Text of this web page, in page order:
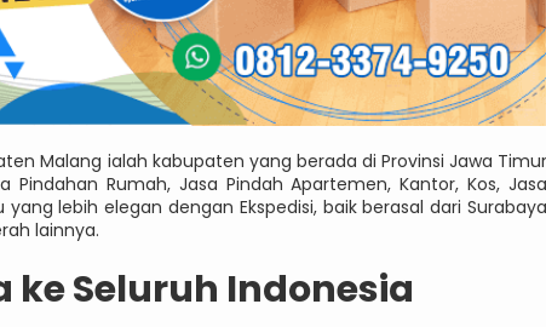
Malang ialah kabupaten yang berada di Provinsi Jawa Timur
Rumah, Jasa Pindah Apartemen, Kantor, Kos, Jasa
lebih elegan dengan Ekspedisi, baik berasal dari Surabaya
lainnya.
Seluruh Indonesia